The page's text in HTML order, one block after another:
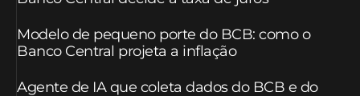
Modelo de pequeno porte do BCB: como o
Banco Central projeta a inflação
Agente de IA que coleta dados do BCB e do